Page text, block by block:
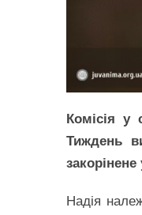
Комісія у
Тиждень
Надія